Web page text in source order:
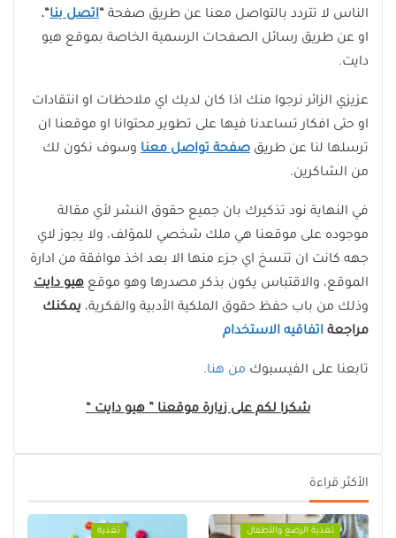
الناس لا تتردد بالتواصل معنا عن طريق صفحة “اتصل بنا“.
او عن طريق رسائل الصفحات الرسمية الخاصة بموقع هيو
دايت.
عزيزي الزائر نرجوا منك اذا كان لديك اي ملاحظات او انتقادات
او حتى افكار تساعدنا فيها على تطوير محتوانا او موقعنا ان
ترسلها لنا عن طريق صفحة تواصل معنا وسوف نكون لك
من الشاكرين.
في النهاية نود تذكيرك بان جميع حقوق النشر لأي مقالة
موجوده على موقعنا هي ملك شخصي للمؤلف، ولا يجوز لاي
جهه كانت ان تنسخ اي جزء منها الا بعد اخذ موافقة من ادارة
الموقع، والاقتباس يكون بذكر مصدرها وهو موقع هيو دايت
وذلك من باب حفظ حقوق الملكية الأدبية والفكرية، يمكنك
مراجعة اتفاقيه الاستخدام
تابعنا على الفيسبوك من هنا.
شكرا لكم على زيارة موقعنا ” هيو دايت“
الأكثر قراءة
تغذية الرضع والأطفال تغذية